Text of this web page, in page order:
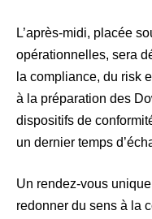
L’après-midi, placée
opérationnelles, sera
la compliance, du risk
à la préparation des
dispositifs de
un dernier temps
Un rendez-vous
redonner du sens à la